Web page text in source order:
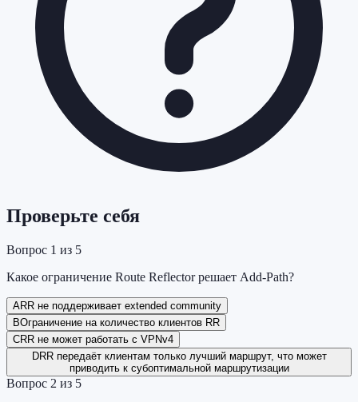
Проверьте себя
Вопрос 1 из 5
Какое ограничение Route Reflector решает Add-Path?
ARR не поддерживает extended community
BОграничение на количество клиентов RR
CRR не может работать с VPNv4
DRR передаёт клиентам только лучший маршрут, что может
приводить к субоптимальной маршрутизации
Вопрос 2 из 5